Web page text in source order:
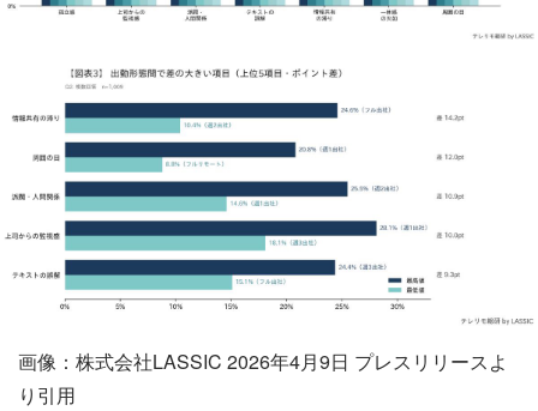
画像：株式会社LASSIC 2026年4月9日 プレスリリースよ
り引用